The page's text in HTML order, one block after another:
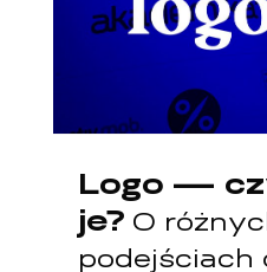
Logo —
je? O
podejściach